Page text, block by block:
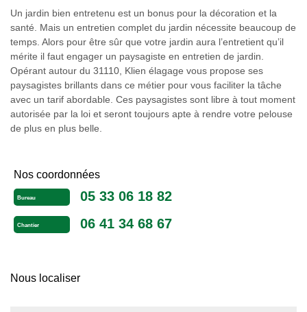
Un jardin bien entretenu est un bonus pour la décoration et la
santé. Mais un entretien complet du jardin nécessite beaucoup de
temps. Alors pour être sûr que votre jardin aura l’entretient qu’il
mérite il faut engager un paysagiste en entretien de jardin.
Opérant autour du 31110, Klien élagage vous propose ses
paysagistes brillants dans ce métier pour vous faciliter la tâche
avec un tarif abordable. Ces paysagistes sont libre à tout moment
autorisée par la loi et seront toujours apte à rendre votre pelouse
de plus en plus belle.
Nos coordonnées
Bureau 05 33 06 18 82
Chantier 06 41 34 68 67
Nous localiser